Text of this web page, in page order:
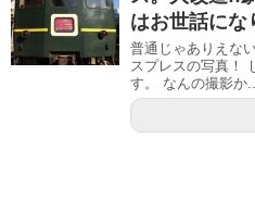
はお世話にな
普通じゃありえな
スプレスの写真！
す。 なんの撮影か